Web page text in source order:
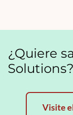
¿Quiere
Solutions?
Visite